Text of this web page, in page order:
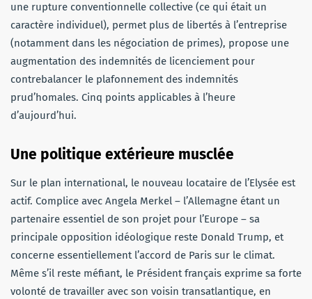
une rupture conventionnelle collective (ce qui était un
caractère individuel), permet plus de libertés à l’entreprise
(notamment dans les négociation de primes), propose une
augmentation des indemnités de licenciement pour
contrebalancer le plafonnement des indemnités
prud’homales. Cinq points applicables à l’heure
d’aujourd’hui.
Une politique extérieure musclée
Sur le plan international, le nouveau locataire de l’Elysée est
actif. Complice avec Angela Merkel – l’Allemagne étant un
partenaire essentiel de son projet pour l’Europe – sa
principale opposition idéologique reste Donald Trump, et
concerne essentiellement l’accord de Paris sur le climat.
Même s’il reste méfiant, le Président français exprime sa forte
volonté de travailler avec son voisin transatlantique, en